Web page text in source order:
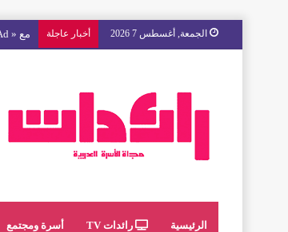
الجمعة, أغسطس 7 2026 أخبار عاجلة مع « The Next Ad » ، إنوي يُسند حملته الإعلانية المقبلة إلى الشباب المغربي
الرئيسية رائدات TV أسرة ومجتمع